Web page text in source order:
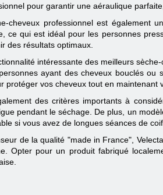
pour garantir une aéraulique
cheveux professionnel est également
ce qui est idéal pour les personnes
des résultats optimaux.
intéressante des meilleurs
ayant des cheveux bouclés
protéger vos cheveux tout en maintenant
des critères importants à
pendant le séchage. De plus, un
si vous avez de longues séances de
de la qualité "made in France",
Opter pour un produit fabriqué